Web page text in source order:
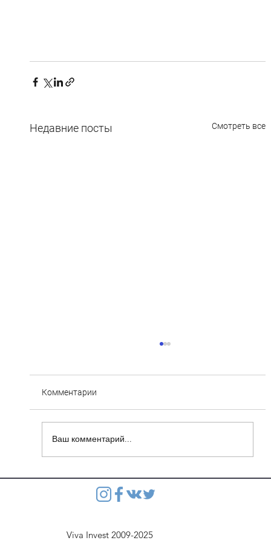
Недавние посты Смотреть все
Степянка: Ведутся монолитные работы
перекрытия второго этажа паркинга
Комментарии
Ваш комментарий...
Viva Invest 2009-2025